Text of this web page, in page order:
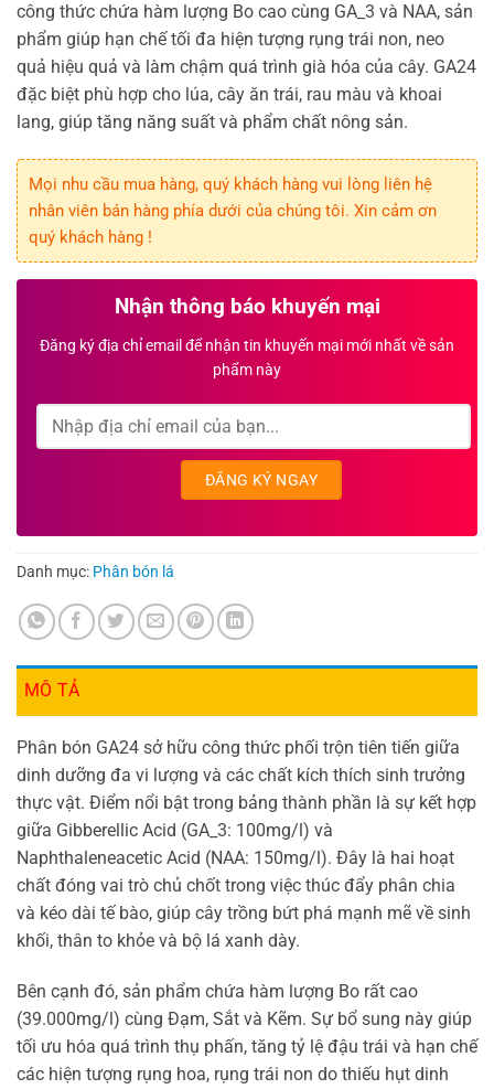
công thức chứa hàm lượng Bo cao cùng GA_3 và NAA, sản
phẩm giúp hạn chế tối đa hiện tượng rụng trái non, neo
quả hiệu quả và làm chậm quá trình già hóa của cây. GA24
đặc biệt phù hợp cho lúa, cây ăn trái, rau màu và khoai
lang, giúp tăng năng suất và phẩm chất nông sản.
Mọi nhu cầu mua hàng, quý khách hàng vui lòng liên hệ
nhân viên bán hàng phía dưới của chúng tôi. Xin cảm ơn
quý khách hàng !
Nhận thông báo khuyến mại
Đăng ký địa chỉ email để nhận tin khuyến mại mới nhất về sản
phẩm này
Danh mục: Phân bón lá
MÔ TẢ
Phân bón GA24 sở hữu công thức phối trộn tiên tiến giữa
dinh dưỡng đa vi lượng và các chất kích thích sinh trưởng
thực vật. Điểm nổi bật trong bảng thành phần là sự kết hợp
giữa Gibberellic Acid (GA_3: 100mg/l) và
Naphthaleneacetic Acid (NAA: 150mg/l). Đây là hai hoạt
chất đóng vai trò chủ chốt trong việc thúc đẩy phân chia
và kéo dài tế bào, giúp cây trồng bứt phá mạnh mẽ về sinh
khối, thân to khỏe và bộ lá xanh dày.
Bên cạnh đó, sản phẩm chứa hàm lượng Bo rất cao
(39.000mg/l) cùng Đạm, Sắt và Kẽm. Sự bổ sung này giúp
tối ưu hóa quá trình thụ phấn, tăng tỷ lệ đậu trái và hạn chế
các hiện tượng rụng hoa, rụng trái non do thiếu hụt dinh